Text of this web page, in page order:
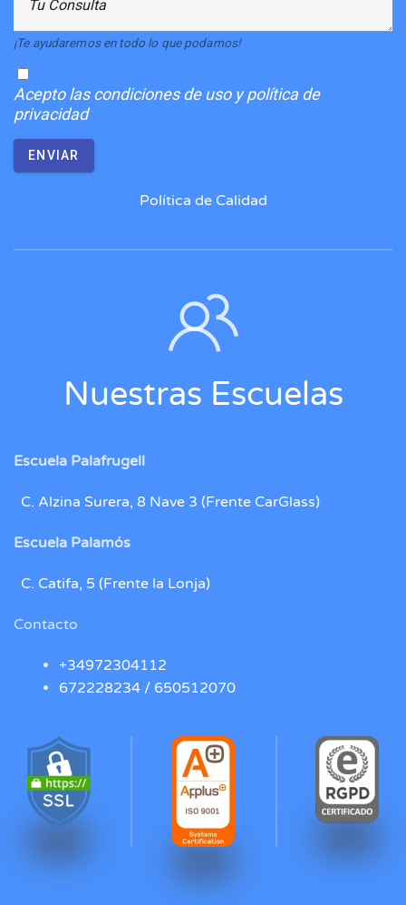
Tu Consulta
¡Te ayudaremos en todo lo que podamos!
Aceptolas condiciones de uso y política de
privacidad
ENVIAR
Política de Calidad
Nuestras Escuelas
Escuela Palafrugell
C. Alzina Surera, 8 Nave 3 (Frente CarGlass)
Escuela Palamós
C. Catifa, 5 (Frente la Lonja)
Contacto
+34972304112
672228234 / 650512070